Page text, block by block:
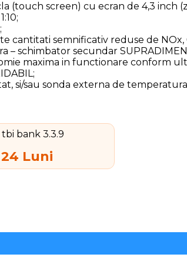
(touch screen) cu ecran de 4,3 inch
semnificativ reduse de NOx,
schimbator secundar
maxima in functionare conform
si/sau sonda externa de
24 Luni